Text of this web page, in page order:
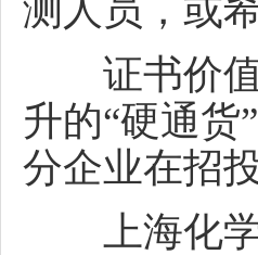
测人员，或
证书价值
升的“硬通货
分企业在招
上海化学